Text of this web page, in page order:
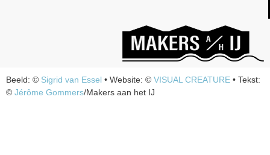
Beeld: © Sigrid van Essel • Website: © VISUAL CREATURE • Tekst:
© Jérôme Gommers/Makers aan het IJ